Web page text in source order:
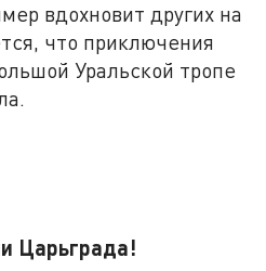
вдохновит других на
что приключения
Уральской тропе
Царьграда!